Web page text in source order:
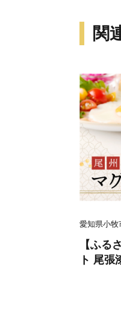
関
愛知県小牧
【ふる
ト 尾張
実用性
贈答用